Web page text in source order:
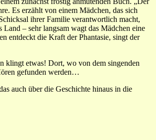
Es erzählt von einem Mädchen, das sich
ihrer Familie verantwortlich macht,
– sehr langsam wagt das Mädchen eine
entdeckt die Kraft der Phantasie, singt der
klingt etwas! Dort, wo von dem singenden
gefunden werden…
auch über die Geschichte hinaus in die